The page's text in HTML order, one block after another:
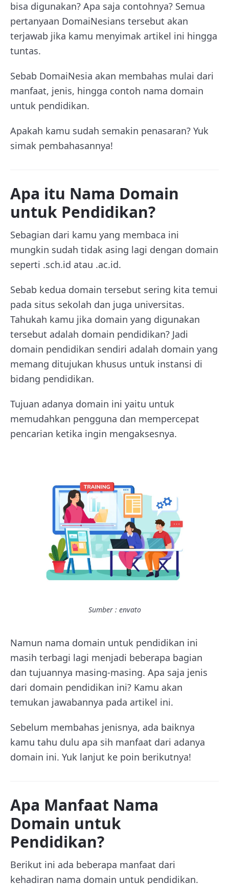
bisa digunakan? Apa saja contohnya? Semua
pertanyaan DomaiNesians tersebut akan
terjawab jika kamu menyimak artikel ini hingga
tuntas.
Sebab DomaiNesia akan membahas mulai dari
manfaat, jenis, hingga contoh nama domain
untuk pendidikan.
Apakah kamu sudah semakin penasaran? Yuk
simak pembahasannya!
Apa itu Nama Domain
untuk Pendidikan?
Sebagian dari kamu yang membaca ini
mungkin sudah tidak asing lagi dengan domain
seperti .sch.id atau .ac.id.
Sebab kedua domain tersebut sering kita temui
pada situs sekolah dan juga universitas.
Tahukah kamu jika domain yang digunakan
tersebut adalah domain pendidikan? Jadi
domain pendidikan sendiri adalah domain yang
memang ditujukan khusus untuk instansi di
bidang pendidikan.
Tujuan adanya domain ini yaitu untuk
memudahkan pengguna dan mempercepat
pencarian ketika ingin mengaksesnya.
Sumber : envato
Namun nama domain untuk pendidikan ini
masih terbagi lagi menjadi beberapa bagian
dan tujuannya masing-masing. Apa saja jenis
dari domain pendidikan ini? Kamu akan
temukan jawabannya pada artikel ini.
Sebelum membahas jenisnya, ada baiknya
kamu tahu dulu apa sih manfaat dari adanya
domain ini. Yuk lanjut ke poin berikutnya!
Apa Manfaat Nama
Domain untuk
Pendidikan?
Berikut ini ada beberapa manfaat dari
kehadiran nama domain untuk pendidikan.